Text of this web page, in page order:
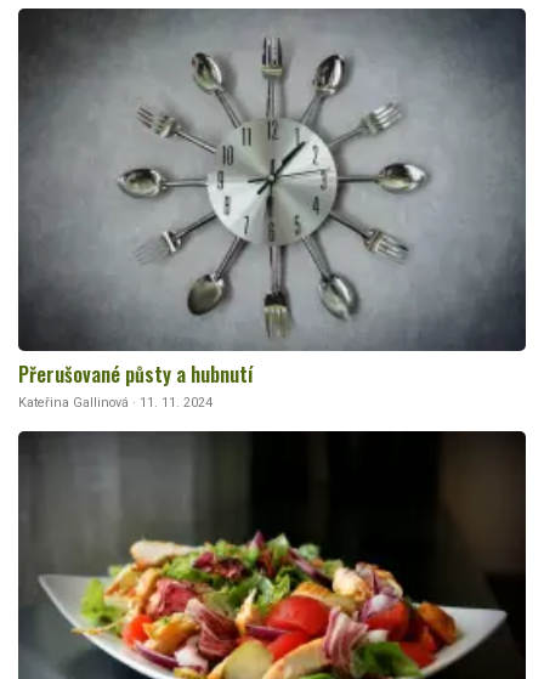
Přerušované půsty a hubnutí
Kateřina Gallinová · 11. 11. 2024